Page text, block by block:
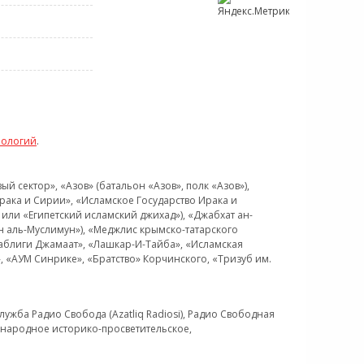
.
«Азов» (батальон «Азов», полк «Азов»),
и Сирии», «Исламское Государство Ирака и
«Египетский исламский джихад»), «Джабхат ан-
Муслимун»), «Меджлис крымско-татарского
Джамаат», «Лашкар-И-Тайба», «Исламская
Синрике», «Братство» Корчинского, «Тризуб им.
Радио Свобода (Azatliq Radiosi), Радио Свободная
историко-просветительское,